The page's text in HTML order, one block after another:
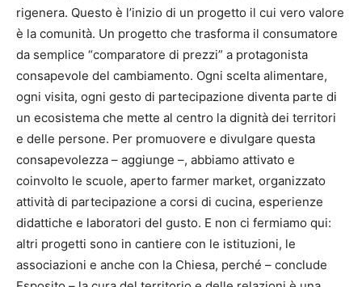
rigenera. Questo è l’inizio di un progetto il cui vero valore
è la comunità. Un progetto che trasforma il consumatore
da semplice “comparatore di prezzi” a protagonista
consapevole del cambiamento. Ogni scelta alimentare,
ogni visita, ogni gesto di partecipazione diventa parte di
un ecosistema che mette al centro la dignità dei territori
e delle persone. Per promuovere e divulgare questa
consapevolezza – aggiunge –, abbiamo attivato e
coinvolto le scuole, aperto farmer market, organizzato
attività di partecipazione a corsi di cucina, esperienze
didattiche e laboratori del gusto. E non ci fermiamo qui:
altri progetti sono in cantiere con le istituzioni, le
associazioni e anche con la Chiesa, perché – conclude